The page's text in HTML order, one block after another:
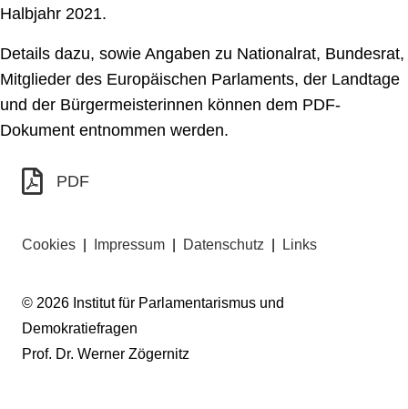
Halbjahr 2021.
Details dazu, sowie Angaben zu Nationalrat, Bundesrat,
Mitglieder des Europäischen Parlaments, der Landtage
und der Bürgermeisterinnen können dem PDF-
Dokument entnommen werden.
PDF
Cookies Impressum Datenschutz Links
© 2026 Institut für Parlamentarismus und
Demokratiefragen
Prof. Dr. Werner Zögernitz